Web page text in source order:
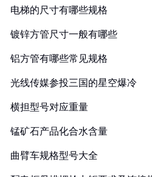
电梯的尺寸有哪些规格
镀锌方管尺寸一般有哪些
铝方管有哪些常见规格
光线传媒参投三国的星空爆冷
横担型号对应重量
锰矿石产品化合水含量
曲臂车规格型号大全